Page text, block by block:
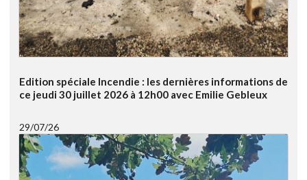
Edition spéciale Incendie : les dernières informations de
ce jeudi 30 juillet 2026 à 12h00 avec Emilie Gebleux
29/07/26